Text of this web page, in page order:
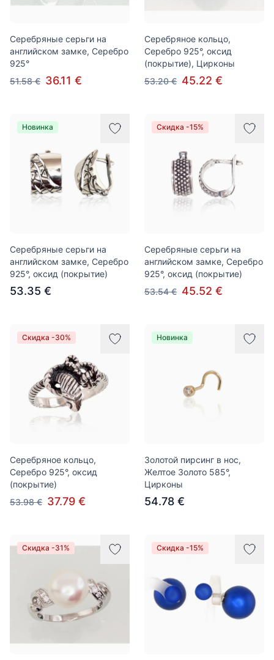
Серебряные серьги на
английском замке, Серебро
925°
51.58 € 36.11 €
Серебряное кольцо,
Серебро 925°, оксид
(покрытие), Цирконы
53.20 € 45.22 €
Новинка
Серебряные серьги на
английском замке, Серебро
925°, оксид (покрытие)
53.35 €
Скидка -15%
Серебряные серьги на
английском замке, Серебро
925°, оксид (покрытие)
53.54 € 45.52 €
Скидка -30%
Серебряное кольцо,
Серебро 925°, оксид
(покрытие)
53.98 € 37.79 €
Новинка
Золотой пирсинг в нос,
Желтое Золото 585°,
Цирконы
54.78 €
Скидка -31% Скидка -15%